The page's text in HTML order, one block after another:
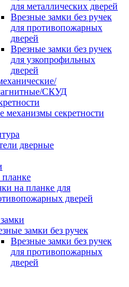
для металлических дверей
Врезные замки без ручек
для противопожарных
дверей
Врезные замки без ручек
для узкопрофильных
дверей
СКУД
механизмы секретности
дверные
на планке для
дверей
замки без ручек
Врезные замки без ручек
для противопожарных
дверей